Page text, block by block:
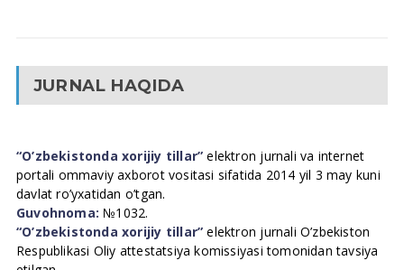
JURNAL HAQIDA
“O’zbekistonda xorijiy tillar” elektron jurnali va internet
portali ommaviy axborot vositasi sifatida 2014 yil 3 may kuni
davlat ro’yxatidan o’tgan.
Guvohnoma: №1032.
“O’zbekistonda xorijiy tillar” elektron jurnali O’zbekiston
Respublikasi Oliy attestatsiya komissiyasi tomonidan tavsiya